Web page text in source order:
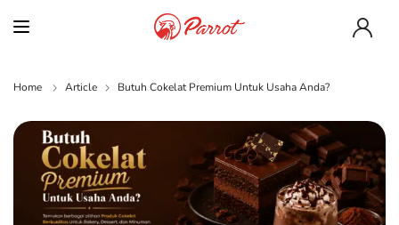
Home Article Butuh Cokelat Premium Untuk Usaha Anda?